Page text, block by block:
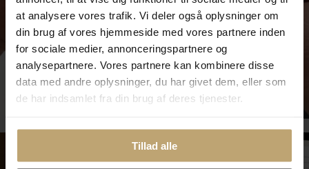
at analysere vores trafik. Vi deler også oplysninger om
din brug af vores hjemmeside med vores partnere inden
for sociale medier, annonceringspartnere og
analysepartnere. Vores partnere kan kombinere disse
data med andre oplysninger, du har givet dem, eller som
de har indsamlet fra din brug af deres tjenester.
Tillad alle
Smykkepleje